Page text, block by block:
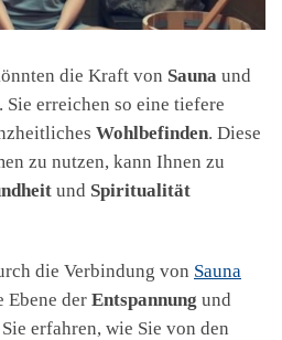
die Kraft von Sauna und
erreichen so eine tiefere
Wohlbefinden. Diese
zu nutzen, kann Ihnen zu
und Spiritualität
die Verbindung von Sauna
Ebene der Entspannung und
erfahren, wie Sie von den